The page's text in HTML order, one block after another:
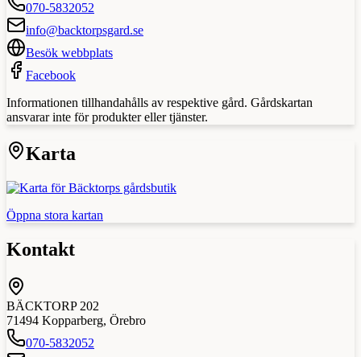
070-5832052
info@backtorpsgard.se
Besök webbplats
Facebook
Informationen tillhandahålls av respektive gård. Gårdskartan
ansvarar inte för produkter eller tjänster.
Karta
Öppna stora kartan
Kontakt
BÄCKTORP 202
71494 Kopparberg, Örebro
070-5832052